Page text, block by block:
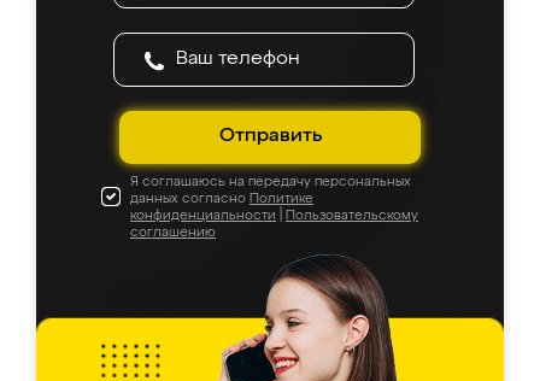
Отправить
Я соглашаюсь на передачу персональных
данных согласно Политике
конфиденциальности
Пользовательскому
соглашению